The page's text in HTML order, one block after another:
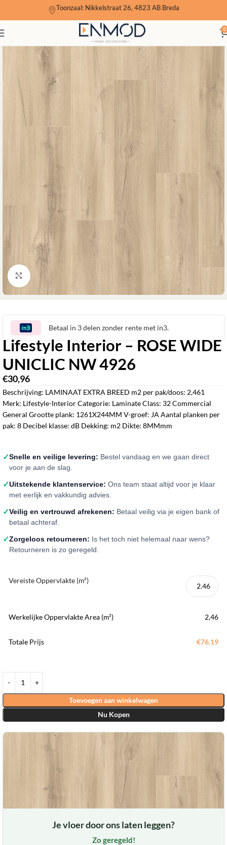
Toonzaal: Nikkelstraat 26, 4823 AB Breda
0
Klik om te vergroten
Betaal in 3 delen zonder rente met in3.
Lifestyle Interior – ROSE WIDE
UNICLIC NW 4926
€30,96
Beschrijving: LAMINAAT EXTRA BREED m2 per pak/doos: 2,461
Merk: Lifestyle-Interior Categorie: Laminate Class: 32 Commercial
General Grootte plank: 1261X244MM V-groef: JA Aantal planken per
pak: 8 Decibel klasse: dB Dekking: m2 Dikte: 8MMmm
✓Snelle en veilige levering: Bestel vandaag en we gaan direct
voor je aan de slag.
✓Uitstekende klantenservice: Ons team staat altijd voor je klaar
met eerlijk en vakkundig advies.
✓Veilig en vertrouwd afrekenen: Betaal veilig via je eigen bank of
betaal achteraf.
✓Zorgeloos retourneren: Is het toch niet helemaal naar wens?
Retourneren is zo geregeld.
Vereiste Oppervlakte (m²)
Werkelijke Oppervlakte Area (m²) 2,46
Totale Prijs €76,19
Toevoegen aan winkelwagen
Nu Kopen
Je vloer door ons laten leggen?
Zo geregeld!